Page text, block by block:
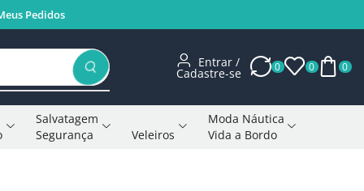
Pedidos
Entrar /
Cadastre-se 0 0 0
Salvatagem
Segurança
Veleiros
Moda Náutica
Vida a Bordo